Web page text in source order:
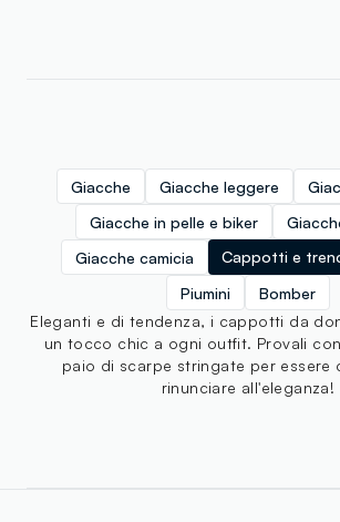
Giacche Giacche leggere
Giacche in pelle e biker
Giacche camicia
Cappotti e
Piumini
Bomber
Eleganti e di tendenza, i cappotti da
un tocco chic a ogni outfit. Provali
paio di scarpe stringate per essere
rinunciare all'eleganza!